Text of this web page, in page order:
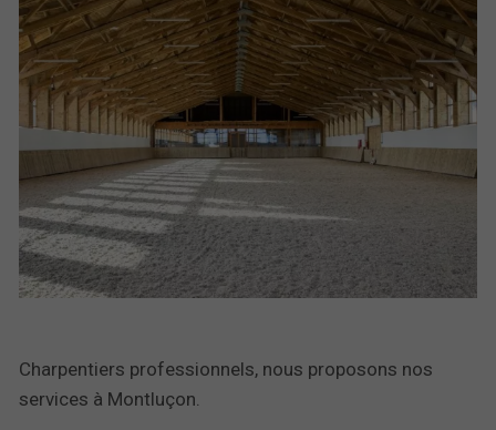
Charpentiers professionnels, nous proposons nos
services à Montluçon.